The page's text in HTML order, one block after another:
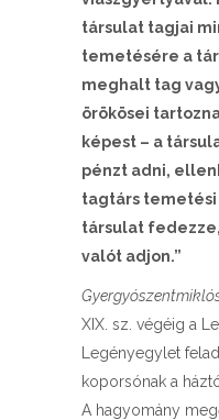
társulat tagjai
temetésére a
meghalt tag
örökösei
képest – a
pénzt adni,
tagtárs
társulat
valót adjon.”
XIX. sz. végéig a
Legényegylet
koporsónak a
A hagyomány